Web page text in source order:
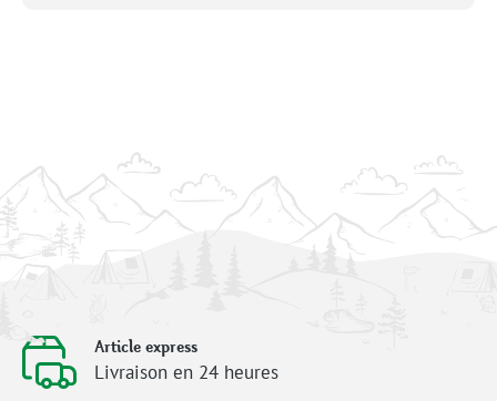
Article express
Livraison en 24 heures